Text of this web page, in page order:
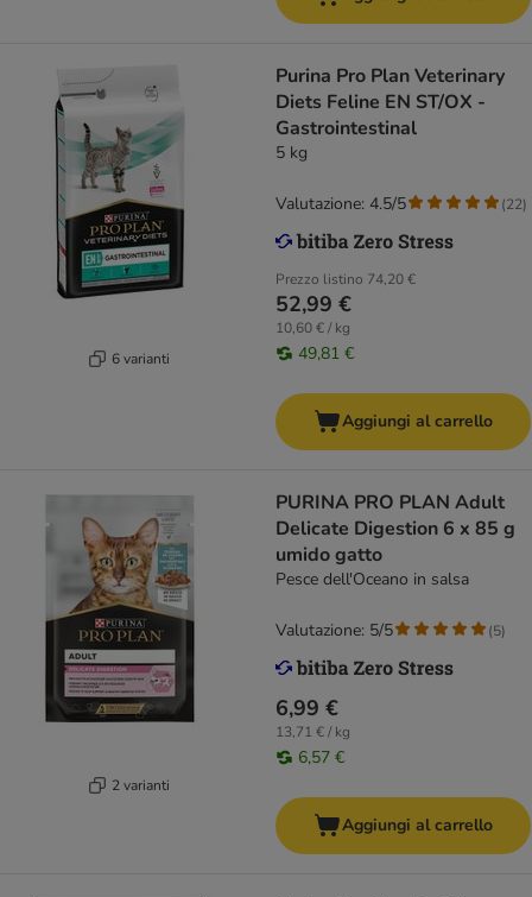
6 varianti
Purina Pro Plan Veterinary
Diets Feline EN ST/OX -
Gastrointestinal
5 kg
Prezzo listino 74,20 €
52,99 €
10,60 € / kg
49,81 €
Valutazione: 4.5/5 (22)
Aggiungi al carrello
2 varianti
PURINA PRO PLAN Adult
Delicate Digestion 6 x 85 g
umido gatto
Pesce dell'Oceano in salsa
6,99 €
13,71 € / kg
6,57 €
Valutazione: 5/5 (5)
Aggiungi al carrello